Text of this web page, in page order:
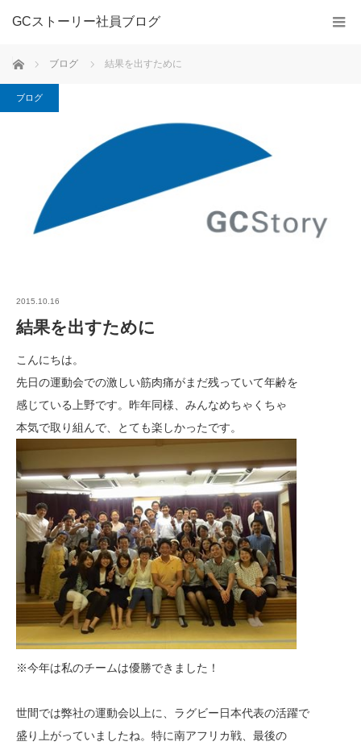
GCストーリー社員ブログ
ホーム ブログ 結果を出すために
ブログ
2015.10.16
結果を出すために
こんにちは。
先日の運動会での激しい筋肉痛がまだ残っていて年齢を
感じている上野です。昨年同様、みんなめちゃくちゃ
本気で取り組んで、とても楽しかったです。
※今年は私のチームは優勝できました！
世間では弊社の運動会以上に、ラグビー日本代表の活躍で
盛り上がっていましたね。特に南アフリカ戦、最後の